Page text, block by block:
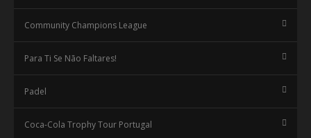
Community Champions League
Para Ti Se Não Faltares!
Padel
Coca-Cola Trophy Tour Portugal